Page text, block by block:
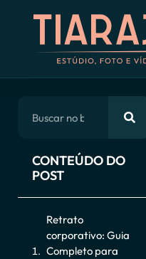
CONTEÚDO DO
POST
Retrato
corporativo: Guia
Completo para